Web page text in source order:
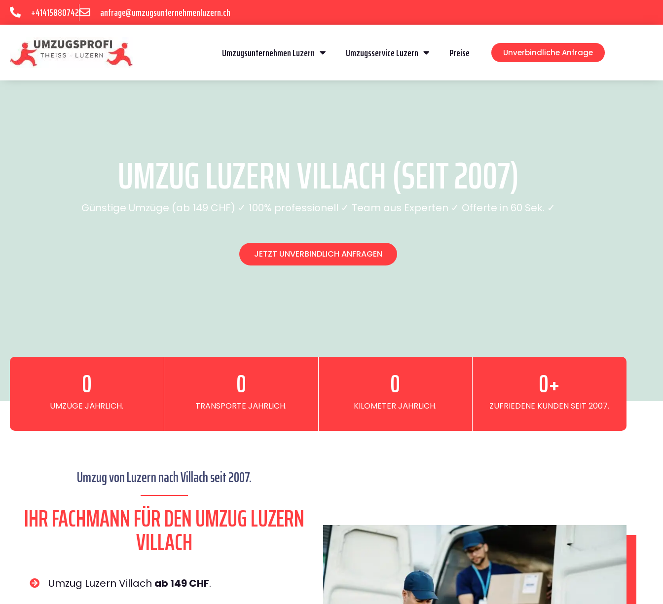
+41415880742 anfrage@umzugsunternehmenluzern.ch
Umzugsunternehmen Luzern Umzugsservice Luzern Preise Unverbindliche Anfrage
UMZUG LUZERN VILLACH (SEIT 2007)
Günstige Umzüge (ab 149 CHF) ✓ 100% professionell ✓ Team aus Experten ✓ Offerte in 60 Sek. ✓
JETZT UNVERBINDLICH ANFRAGEN
UMZÜGE JÄHRLICH.
0
TRANSPORTE JÄHRLICH.
0
KILOMETER JÄHRLICH.
0
ZUFRIEDENE KUNDEN SEIT 2007.
0+
Umzug von Luzern nach Villach seit 2007.
IHR FACHMANN FÜR DEN UMZUG LUZERN
VILLACH
Umzug Luzern Villach ab 149 CHF.